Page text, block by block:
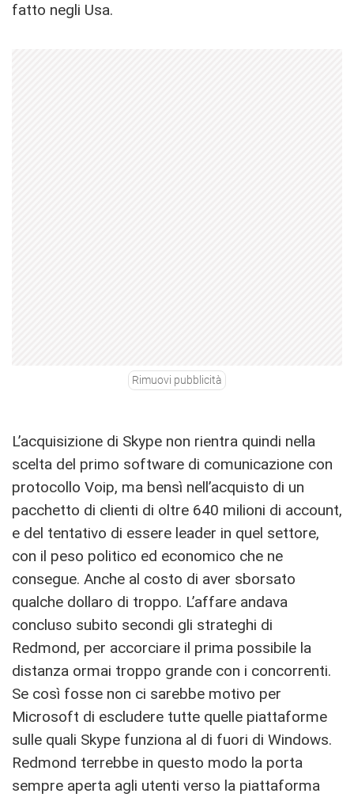
fatto negli Usa.
Rimuovi pubblicità
L’acquisizione di Skype non rientra quindi nella
scelta del primo software di comunicazione con
protocollo Voip, ma bensì nell’acquisto di un
pacchetto di clienti di oltre 640 milioni di account,
e del tentativo di essere leader in quel settore,
con il peso politico ed economico che ne
consegue. Anche al costo di aver sborsato
qualche dollaro di troppo. L’affare andava
concluso subito secondi gli strateghi di
Redmond, per accorciare il prima possibile la
distanza ormai troppo grande con i concorrenti.
Se così fosse non ci sarebbe motivo per
Microsoft di escludere tutte quelle piattaforme
sulle quali Skype funziona al di fuori di Windows.
Redmond terrebbe in questo modo la porta
sempre aperta agli utenti verso la piattaforma